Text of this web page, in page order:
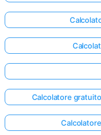
Calcolatore